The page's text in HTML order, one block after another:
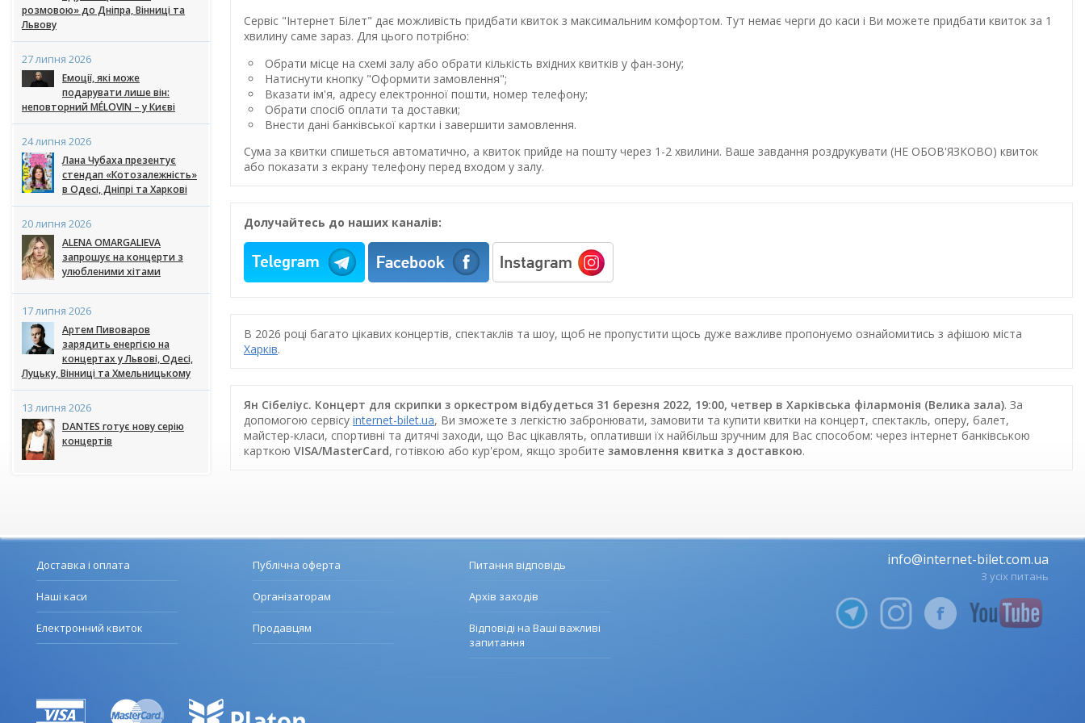
розмовою» до Дніпра, Вінниці та
Львову
27 липня 2026
Емоції, які може
подарувати лише він:
неповторний MÉLOVIN – у Києві
24 липня 2026
Лана Чубаха презентує
стендап «Котозалежність»
в Одесі, Дніпрі та Харкові
20 липня 2026
ALENA OMARGALIEVA
запрошує на концерти з
улюбленими хітами
17 липня 2026
Артем Пивоваров
зарядить енергією на
концертах у Львові, Одесі,
Луцьку, Вінниці та Хмельницькому
13 липня 2026
DANTES готує нову серію
концертів
Сервіс "Інтернет Білет" дає можливість придбати квиток з максимальним комфортом. Тут немає черги до каси і Ви можете придбати квиток за 1
хвилину саме зараз. Для цього потрібно:
Обрати місце на схемі залу або обрати кількість вхідних квитків у фан-зону;
Натиснути кнопку "Оформити замовлення";
Вказати ім'я, адресу електронної пошти, номер телефону;
Обрати спосіб оплати та доставки;
Внести дані банківської картки і завершити замовлення.
Сума за квитки спишеться автоматично, а квиток прийде на пошту через 1-2 хвилини. Ваше завдання роздрукувати (НЕ ОБОВ'ЯЗКОВО) квиток
або показати з екрану телефону перед входом у залу.
Долучайтесь до наших каналів:
В 2026 році багато цікавих концертів, спектаклів та шоу, щоб не пропустити щось дуже важливе пропонуємо ознайомитись з афішою міста
Харків.
Ян Сібеліус. Концерт для скрипки з оркестром відбудеться 31 березня 2022, 19:00, четвер в Харківська філармонія (Велика зала). За
допомогою сервісу internet-bilet.ua, Ви зможете з легкістю забронювати, замовити та купити квитки на концерт, спектакль, оперу, балет,
майстер-класи, спортивні та дитячі заходи, що Вас цікавлять, оплативши їх найбільш зручним для Вас способом: через інтернет банківською
карткою VISA/MasterCard, готівкою або кур'єром, якщо зробите замовлення квитка з доставкою.
Доставка і оплата
Наші каси
Електронний квиток
Публічна оферта
Організаторам
Продавцям
Питання відповідь
Архів заходів
Відповіді на Ваші важливі
запитання
info@internet-bilet.com.ua
З усіх питань